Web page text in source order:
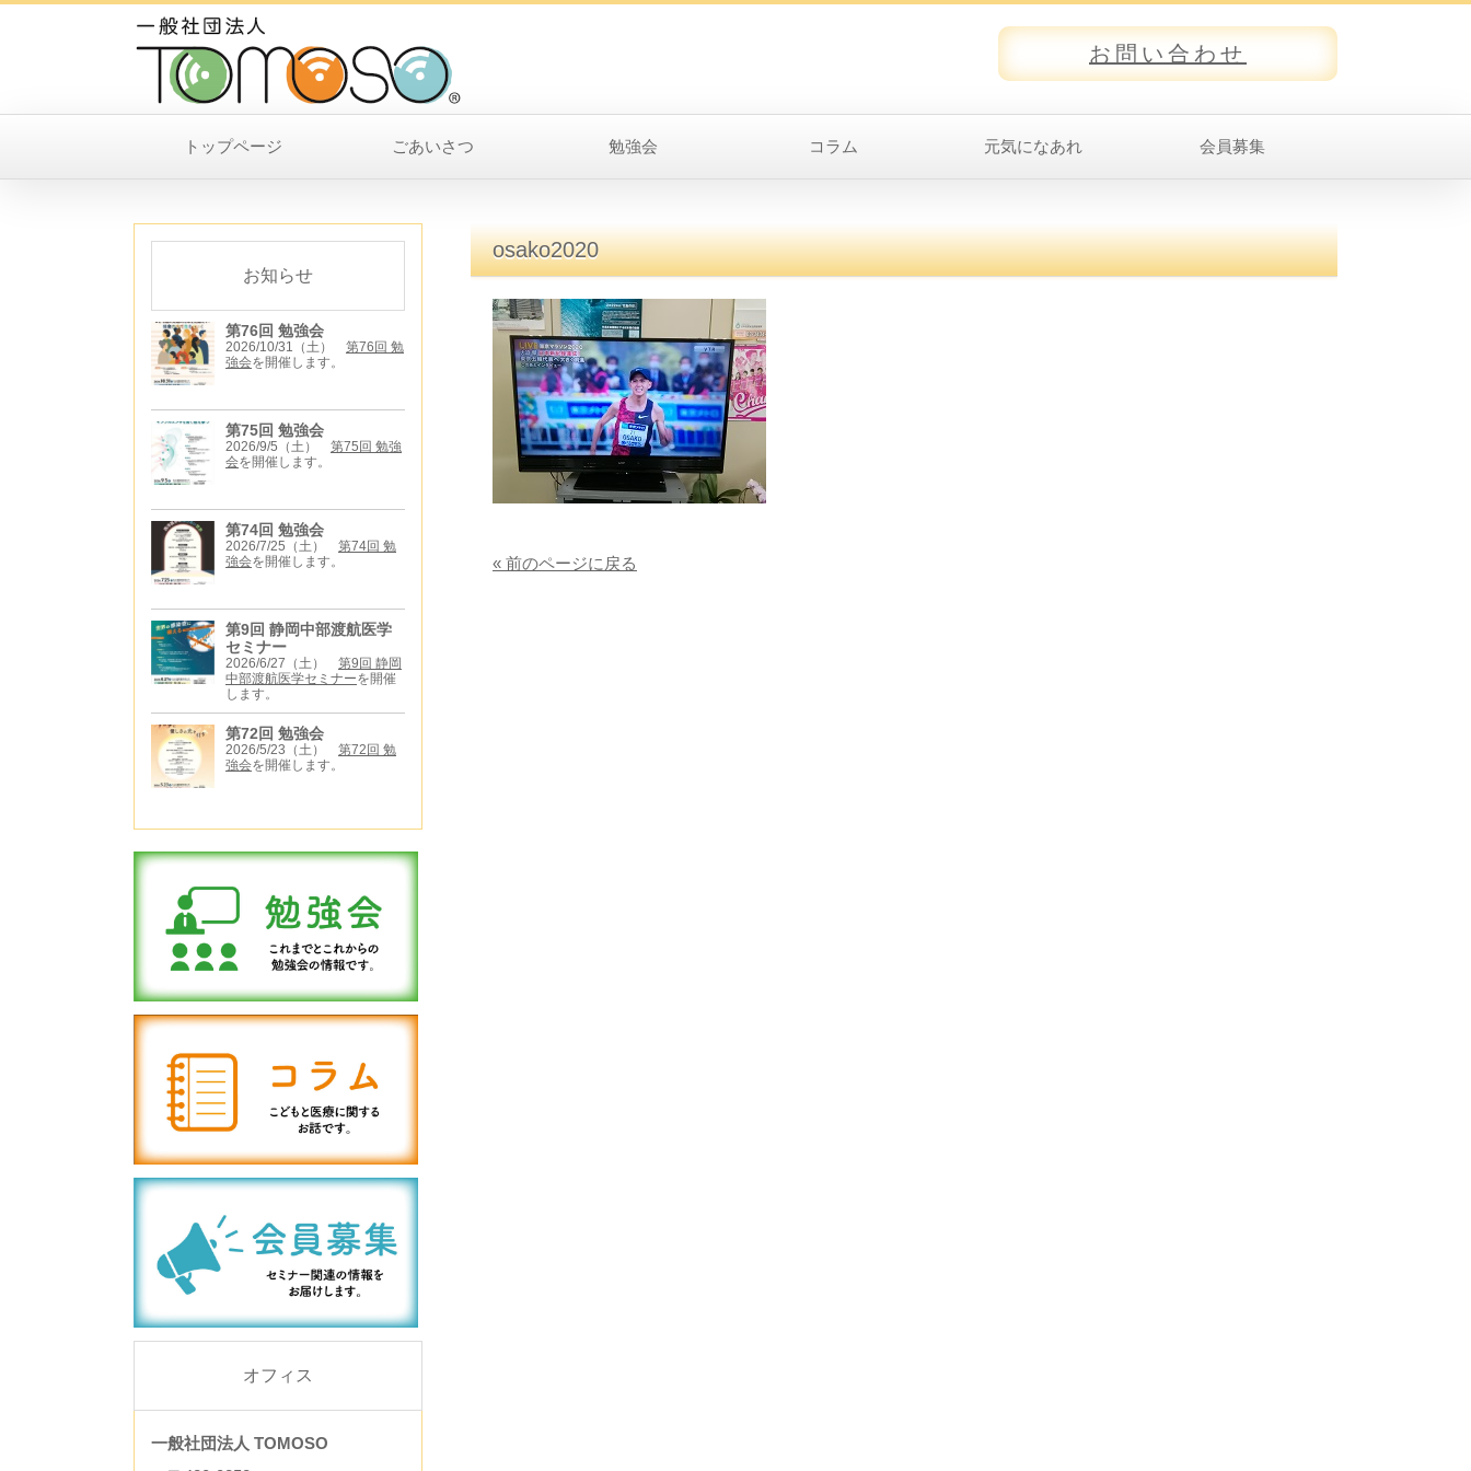
お問い合わせ
トップページ ごあいさつ 勉強会 コラム 元気になあれ 会員募集
osako2020
« 前のページに戻る
お知らせ
第76回 勉強会
2026/10/31（土） 第76回 勉
強会を開催します。
第75回 勉強会
2026/9/5（土） 第75回 勉強
会を開催します。
第74回 勉強会
2026/7/25（土） 第74回 勉
強会を開催します。
第9回 静岡中部渡航医学
セミナー
2026/6/27（土） 第9回 静岡
中部渡航医学セミナーを開催
します。
第72回 勉強会
2026/5/23（土） 第72回 勉
強会を開催します。
オフィス
一般社団法人 TOMOSO